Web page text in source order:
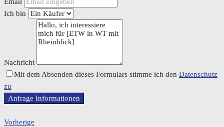
Email
Ich bin
Nachricht
Mit dem Absenden dieses Formulars stimme ich den Datenschutz
zu
Anfrage Informationen
Vorherige